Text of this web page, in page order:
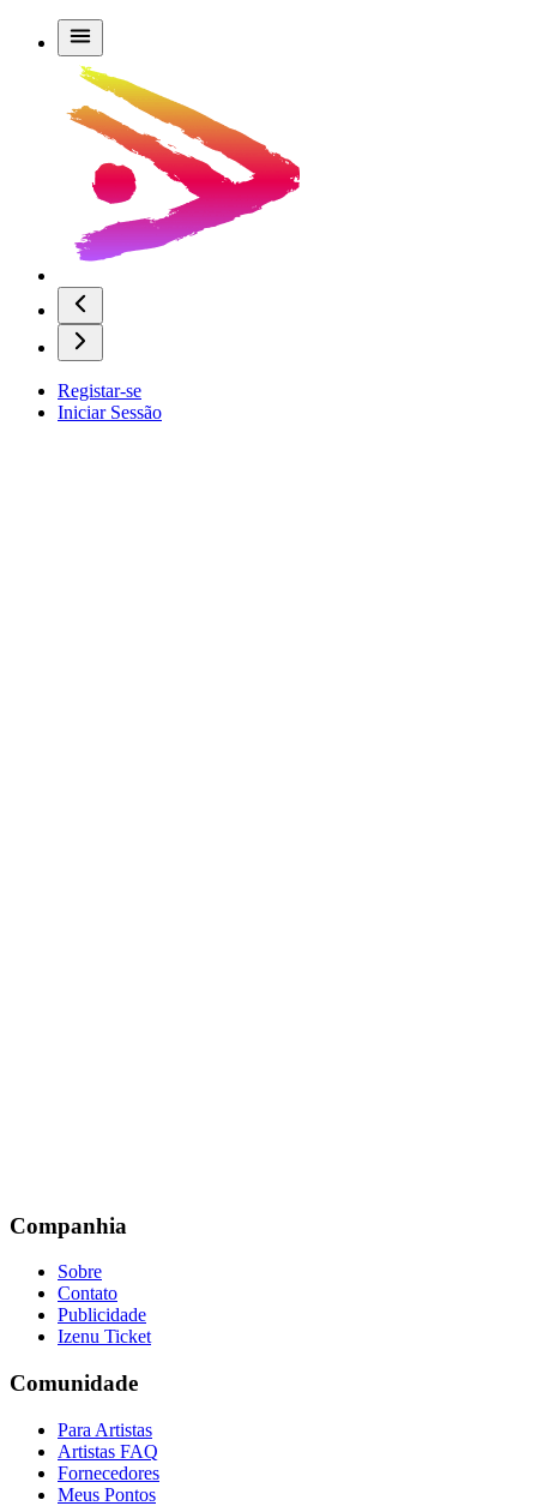
Registar-se
Iniciar Sessão
Companhia
Sobre
Contato
Publicidade
Izenu Ticket
Comunidade
Para Artistas
Artistas FAQ
Fornecedores
Meus Pontos